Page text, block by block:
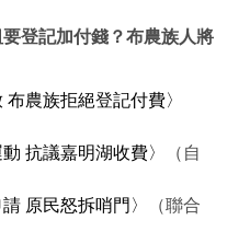
登記加付錢？布農族人將
布農族拒絕登記付費〉
抗議嘉明湖收費〉
（自
原民怒拆哨門〉
（聯合